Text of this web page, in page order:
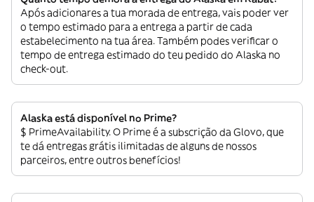
Após adicionares a tua morada de entrega, vais poder ver
o tempo estimado para a entrega a partir de cada
estabelecimento na tua área. Também podes verificar o
tempo de entrega estimado do teu pedido do Alaska no
check-out.
Alaska está disponível no Prime?
$ PrimeAvailability. O Prime é a subscrição da Glovo, que
te dá entregas grátis ilimitadas de alguns de nossos
parceiros, entre outros benefícios!